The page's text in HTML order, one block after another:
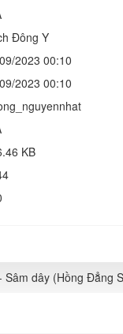
Đông Y
2023 00:10
2023 00:10
KB
dây (Hồng Đẳng